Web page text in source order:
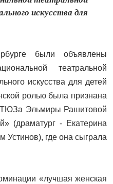
искусства для
были объявлены
театральной
искусства для детей
ролью была признана
ТЮЗа Эльмиры Рашитовой
(драматург - Екатерина
где она сыграла
«лучшая женская